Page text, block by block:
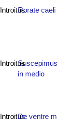
IntroitusRorate
Introitus
in medio
IntroitusDe ventre